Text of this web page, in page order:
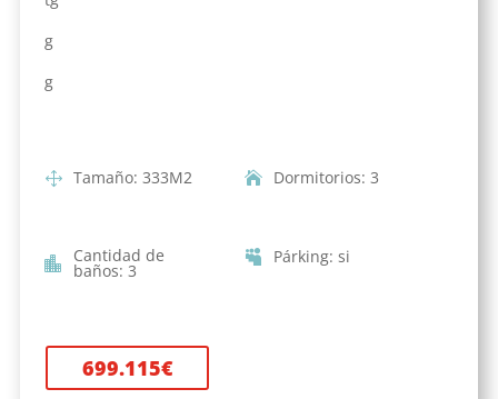
g
g
Tamaño: 333M2 Dormitorios: 3
Cantidad de
baños: 3
Párking: si
699.115€